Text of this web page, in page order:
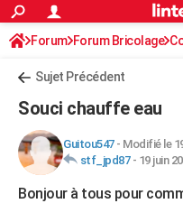
ACTUALITÉS
Politique
Société
Faits Divers
Education
Monde
Villes
+
FINANCE
Retraite
Impôts
Epargne
Immobilier
Risques naturels par ville
Banque
Assurance
Crédit
AUTO
Essais
Réserver un essai
Citadines
Berlines
SUV
Forum auto
+HIGH-TECH
Forum Forum Bricolage
Sujet Précédent
Souci chauffe eau
Guitou547- Modifié le
stf_jpd87- 19 juin
Bonjour à tous pour